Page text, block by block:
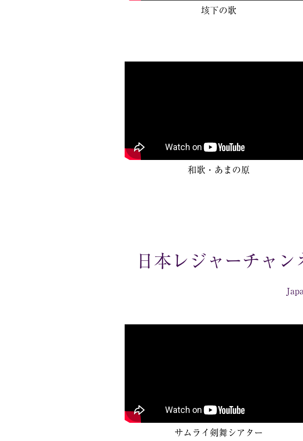
垓下の歌
和歌・あまの原
日本レジャーチャ
サムライ剣舞シアター